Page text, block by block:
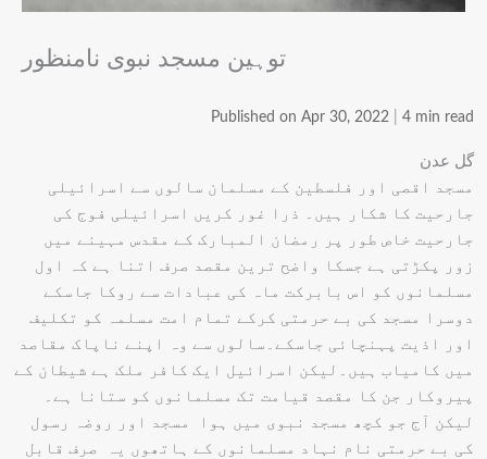
توہین مسجد نبوی نامنظور
Published on Apr 30, 2022 4 min read
گل عدن
مسجد اقصی اور فلسطین کے مسلمان سالوں سے اسرائیلی
جارحیت کا شکار ہیں۔ ذرا غور کریں اسرائیلی فوج کی
جارحیت خاص طور پر رمضان المبارک کے مقدس مہینے میں
زور پکڑتی ہے جسکا واضح ترین مقصد صرف اتنا ہے کہ اول
مسلمانوں کو اس بابرکت ماہ کی عبادات سے روکا جاسکے
دوسرا مسجد کی بے حرمتی کرکے تمام امت مسلمہ کو تکلیف
اور اذیت پہنچائی جاسکے۔سالوں سے وہ اپنے ناپاک مقاصد
میں کامیاب ہیں۔لیکن اسرائیل ایک کافر ملک ہے شیطان کے
پیروکار جن کا مقصد قیامت تک مسلمانوں کو ستانا ہے۔
لیکن آج جو کچھ مسجد نبوی میں ہوا مسجد اور روضہ رسول
کی بے حرمتی نام نہاد مسلمانوں کے ہاتھوں یہ صرف قابل